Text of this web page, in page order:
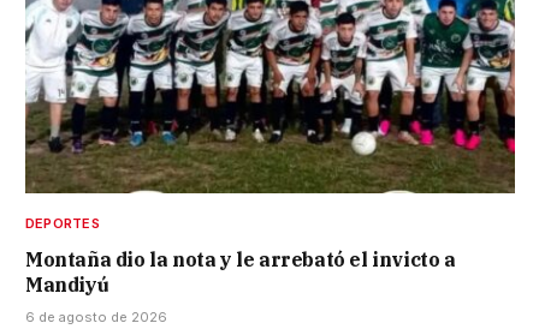
DEPORTES
Montaña dio la nota y le arrebató el invicto a
Mandiyú
6 de agosto de 2026